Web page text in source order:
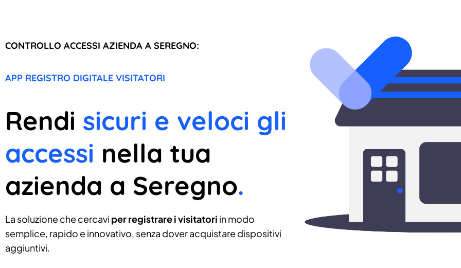
CONTROLLO ACCESSI AZIENDA A SEREGNO:
APP REGISTRO DIGITALE VISITATORI
Rendi sicuri e veloci gli
accessi nella tua
azienda a Seregno.
La soluzione che cercavi per registrare i visitatori in modo
semplice, rapido e innovativo, senza dover acquistare dispositivi
aggiuntivi.